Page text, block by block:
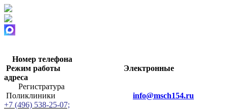
Номер телефона
Режим работы
Электронные
адреса
Регистратура
Поликлиники
info@msch154.ru
+7 (496) 538-25-07;